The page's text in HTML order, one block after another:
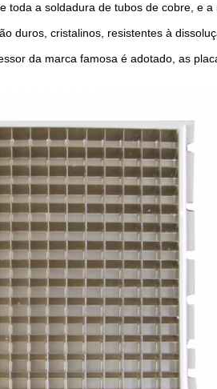
toda a soldadura de tubos de cobre, e
duros, cristalinos, resistentes à
da marca famosa é adotado, as